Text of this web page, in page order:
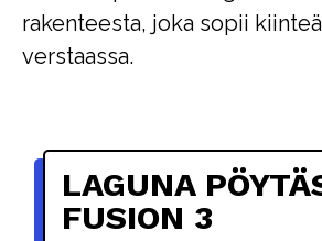
rakenteesta, joka sopii
verstaassa.
LAGUNA
FUSION 3